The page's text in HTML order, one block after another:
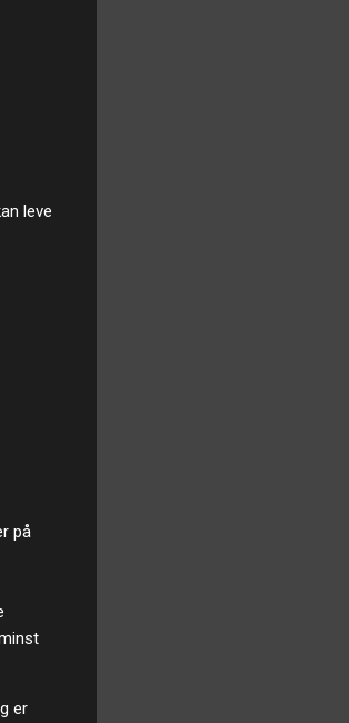
leve
på
er